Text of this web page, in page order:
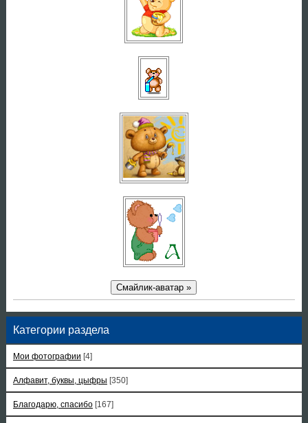
Смайлик-аватар »
Категории раздела
Мои фотографии [4]
Алфавит, буквы, цыфры [350]
Благодарю, спасибо [167]